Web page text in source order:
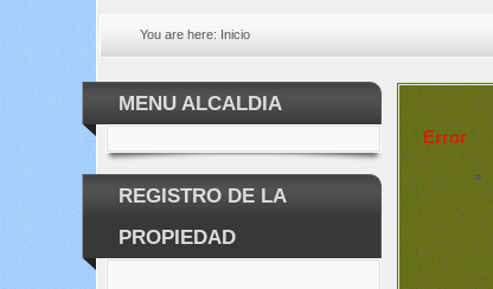
You are here: Inicio
MENU ALCALDIA
REGISTRO DE LA
PROPIEDAD
Error